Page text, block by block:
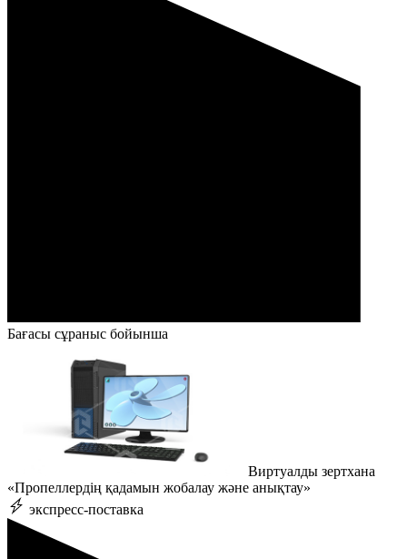
Бағасы сұраныс бойынша
Виртуалды зертхана
«Пропеллердің қадамын жобалау және анықтау»
экспресс-поставка